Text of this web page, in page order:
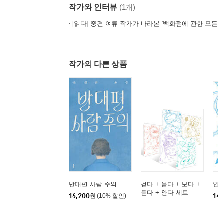
작가와 인터뷰 (1개)
[읽다] 중견 여류 작가가 바라본 ‘백화점에 관한 모든 것’
작가의 다른 상품
반대편 사람 주의
16,200원 (10% 할인)
걷다 + 묻다 + 보다 +
듣다 + 안다 세트